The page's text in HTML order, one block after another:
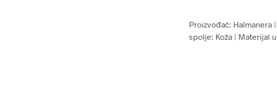
Proizvođač: Halmanera
spolje: Koža | Materijal